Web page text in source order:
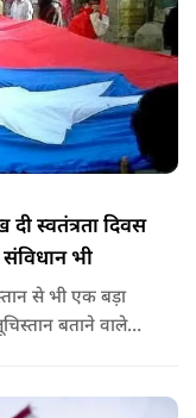
स्वतंत्रता दिवस
भी
से भी एक बड़ा
बताने वाले